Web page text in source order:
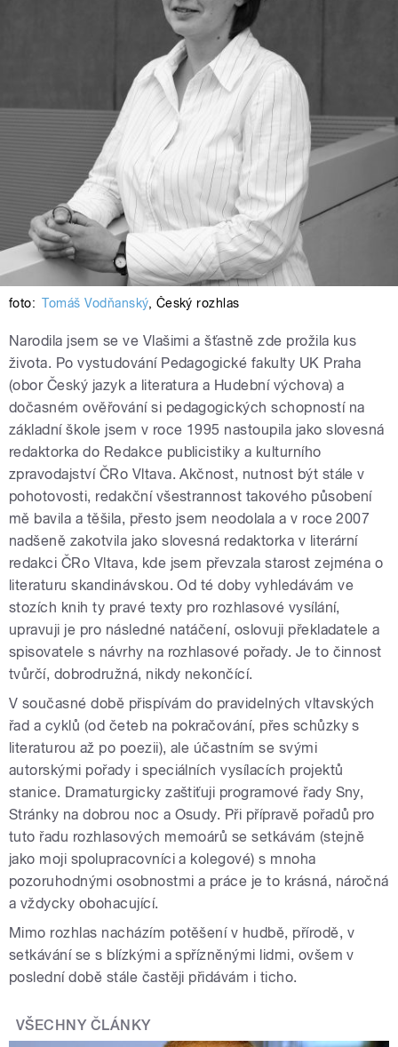
foto: Tomáš Vodňanský, Český rozhlas
Narodila jsem se ve Vlašimi a šťastně zde prožila kus
života. Po vystudování Pedagogické fakulty UK Praha
(obor Český jazyk a literatura a Hudební výchova) a
dočasném ověřování si pedagogických schopností na
základní škole jsem v roce 1995 nastoupila jako slovesná
redaktorka do Redakce publicistiky a kulturního
zpravodajství ČRo Vltava. Akčnost, nutnost být stále v
pohotovosti, redakční všestrannost takového působení
mě bavila a těšila, přesto jsem neodolala a v roce 2007
nadšeně zakotvila jako slovesná redaktorka v literární
redakci ČRo Vltava, kde jsem převzala starost zejména o
literaturu skandinávskou. Od té doby vyhledávám ve
stozích knih ty pravé texty pro rozhlasové vysílání,
upravuji je pro následné natáčení, oslovuji překladatele a
spisovatele s návrhy na rozhlasové pořady. Je to činnost
tvůrčí, dobrodružná, nikdy nekončící.
V současné době přispívám do pravidelných vltavských
řad a cyklů (od četeb na pokračování, přes schůzky s
literaturou až po poezii), ale účastním se svými
autorskými pořady i speciálních vysílacích projektů
stanice. Dramaturgicky zaštiťuji programové řady Sny,
Stránky na dobrou noc a Osudy. Při přípravě pořadů pro
tuto řadu rozhlasových memoárů se setkávám (stejně
jako moji spolupracovníci a kolegové) s mnoha
pozoruhodnými osobnostmi a práce je to krásná, náročná
a vždycky obohacující.
Mimo rozhlas nacházím potěšení v hudbě, přírodě, v
setkávání se s blízkými a spřízněnými lidmi, ovšem v
poslední době stále častěji přidávám i ticho.
VŠECHNY ČLÁNKY